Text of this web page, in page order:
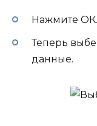
Нажмите ОК.
Теперь
данные.